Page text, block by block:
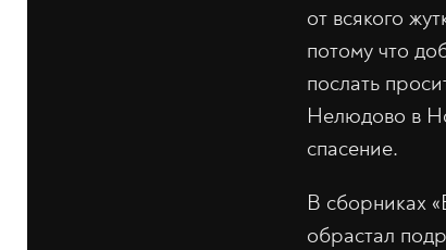
от всякого
потому что
послать
Нелюдово в
спасение.
В сборниках
обрастал